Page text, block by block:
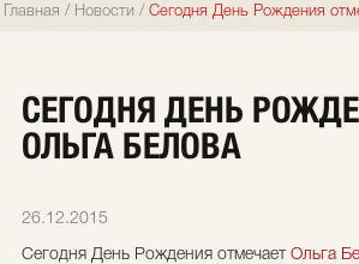
Главная / Новости / Сегодня День Рождения
СЕГОДНЯ ДЕНЬ
ОЛЬГА БЕЛОВА
26.12.2015
Сегодня День Рождения отмечает Ольга